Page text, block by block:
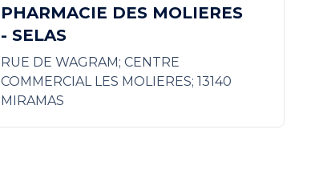
PHARMACIE DES MOLIERES
- SELAS
RUE DE WAGRAM; CENTRE
COMMERCIAL LES MOLIERES; 13140
MIRAMAS